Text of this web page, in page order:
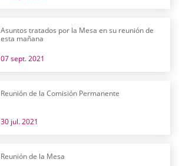
Asuntos tratados por la Mesa en su reunión de
esta mañana
07 sept. 2021
Reunión de la Comisión Permanente
30 jul. 2021
Reunión de la Mesa